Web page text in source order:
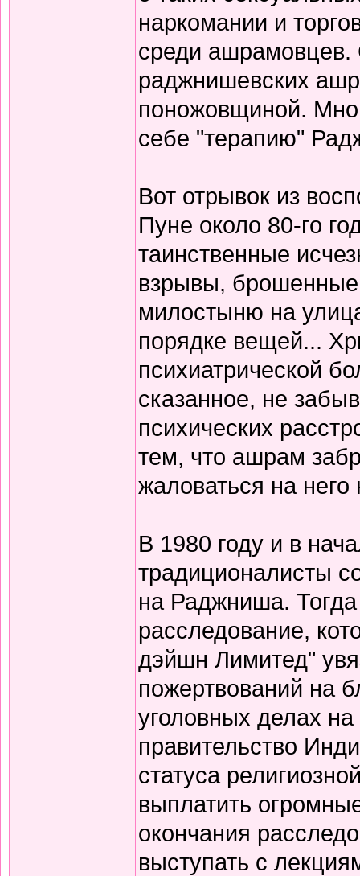
наркомании и
среди ашрамовцев.
раджнишевских
поножовщиной.
себе "терапию"
Вот отрывок из
Пуне около 80-го
таинственные
взрывы,
милостыню на
порядке вещей...
психиатрической
сказанное, не
психических
тем, что ашрам
жаловаться на
В 1980 году и в
традиционалисты
на Раджниша.
расследование,
дэйшн Лимитед"
пожертвований на
уголовных делах
правительство
статуса
выплатить
окончания
выступать с